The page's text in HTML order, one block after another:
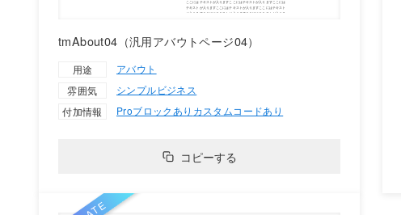
tmAbout04（汎用アバウトページ04）
用途
アバウト
雰囲気
シンプルビジネス
付加情報
Proブロックあり カスタムコードあり
コピーする